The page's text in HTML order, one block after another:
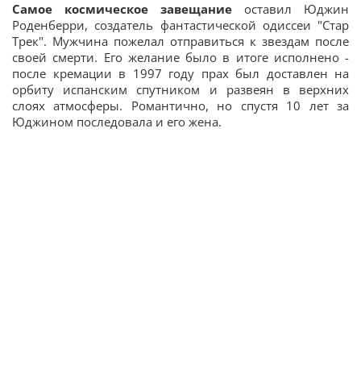
Самое космическое завещание оставил Юджин
Роденберри, создатель фантастической одиссеи "Стар
Трек". Мужчина пожелал отправиться к звездам после
своей смерти. Его желание было в итоге исполнено -
после кремации в 1997 году прах был доставлен на
орбиту испанским спутником и развеян в верхних
слоях атмосферы. Романтично, но спустя 10 лет за
Юджином последовала и его жена.